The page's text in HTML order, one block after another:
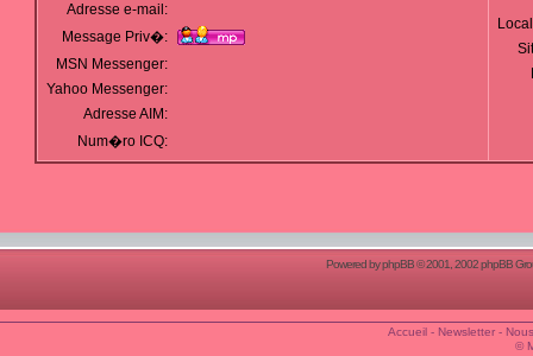
Adresse e-mail:
Message Priv�:
MSN Messenger:
Yahoo Messenger:
Adresse AIM:
Num�ro ICQ:
Powered byphpBB© 2001, 2002 phpBB
Accueil- Newsletter-
©